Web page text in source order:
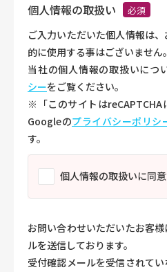
個人情報の取扱い 必須
ご入力いただいた個人情報は
的に使用する事はございません。
当社の個人情報の取扱いにつ
シーをご覧ください。
※「このサイトはreCAPTCHA
Googleのプライバシーポリシ
す。
個人情報の取扱いに同
お問い合わせいただいたお客
ルを送信しております。
受付確認メールを受信されて